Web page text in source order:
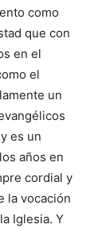
como
que con
en el
el
un
es un
años en
cordial y
la vocación
Iglesia. Y